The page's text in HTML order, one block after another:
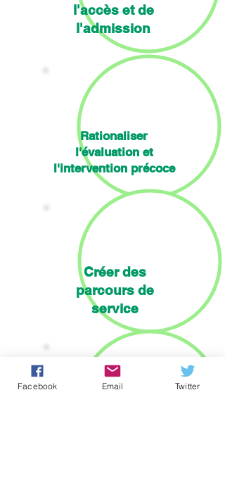
l'accès et de
l'admission
Rationaliser
l'évaluation et
l'intervention précoce
Créer des
parcours de
service
Facebook Email Twitter